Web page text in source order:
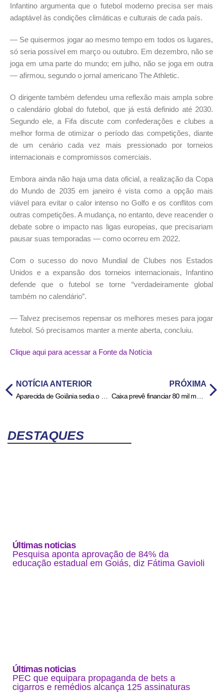
Infantino argumenta que o futebol moderno precisa ser mais
adaptável às condições climáticas e culturais de cada país.
— Se quisermos jogar ao mesmo tempo em todos os lugares,
só seria possível em março ou outubro. Em dezembro, não se
joga em uma parte do mundo; em julho, não se joga em outra
— afirmou, segundo o jornal americano The Athletic.
O dirigente também defendeu uma reflexão mais ampla sobre
o calendário global do futebol, que já está definido até 2030.
Segundo ele, a Fifa discute com confederações e clubes a
melhor forma de otimizar o período das competições, diante
de um cenário cada vez mais pressionado por torneios
internacionais e compromissos comerciais.
Embora ainda não haja uma data oficial, a realização da Copa
do Mundo de 2035 em janeiro é vista como a opção mais
viável para evitar o calor intenso no Golfo e os conflitos com
outras competições. A mudança, no entanto, deve reacender o
debate sobre o impacto nas ligas europeias, que precisariam
pausar suas temporadas — como ocorreu em 2022.
Com o sucesso do novo Mundial de Clubes nos Estados
Unidos e a expansão dos torneios internacionais, Infantino
defende que o futebol se torne “verdadeiramente global
também no calendário”.
— Talvez precisemos repensar os melhores meses para jogar
futebol. Só precisamos manter a mente aberta, concluiu.
Clique aqui para acessar a Fonte da Notícia
NOTÍCIA ANTERIOR PRÓXIMA
DESTAQUES
Últimas noticias
Pesquisa aponta aprovação de 84% da
educação estadual em Goiás, diz Fátima Gavioli
Últimas noticias
PEC que equipara propaganda de bets a
cigarros e remédios alcança 125 assinaturas